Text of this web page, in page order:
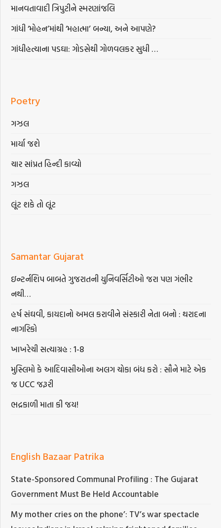
માનવતાવાદી ત્રિપુટીને સ્મરણાંજલિ
ગાંધી ‘મોહન’માંથી ‘મહાત્મા’ બન્યા, અને આપણે?
ગાંધીહત્યાના પડઘા: ગોડસેથી ગોળવલકર સુધી …
Poetry
ગઝલ
માર્યા જશે
ચાર સાંપ્રત હિન્દી કાવ્યો
ગઝલ
લૂંટ શકે તો લૂંટ
Samantar Gujarat
ઇન્ટર્નશિપ બાબતે ગુજરાતની યુનિવર્સિટીઓ જરા પણ ગંભીર
નથી…
હર્ષ સંઘવી, કાયદાનો અમલ કરાવીને સંસ્કારી નેતા બનો : થરાદના
નાગરિકો
ખાખરેચી સત્યાગ્રહ : 1-8
મુસ્લિમો કે આદિવાસીઓના અલગ ચોકા બંધ કરો : સૌને માટે એક
જ UCC જરૂરી
ભદ્રકાળી માતા કી જય!
English Bazaar Patrika
State-Sponsored Communal Profiling : The Gujarat
Government Must Be Held Accountable
My mother cries on the phone’: TV’s war spectacle